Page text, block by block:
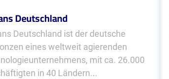
Deutschland
Deutschland ist der deutsche
eines weltweit agierenden
mit ca. 26.000
in 40 Ländern...